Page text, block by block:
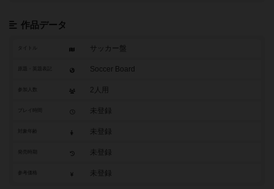
作品データ
タイトル サッカー盤
Soccer Board
参加人数 2人用
未登録
未登録
未登録
参考価格 未登録